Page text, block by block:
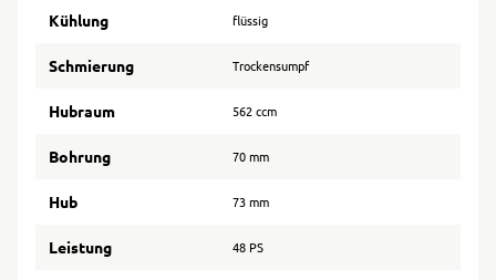
Kühlung flüssig
Schmierung Trockensumpf
Hubraum 562 ccm
Bohrung 70 mm
Hub 73 mm
Leistung 48 PS